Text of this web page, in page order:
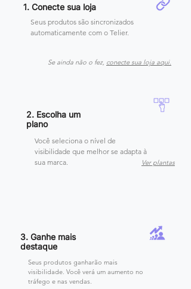
Seus produtos são sincronizados
automaticamente com o Telier.
1. Conecte sua loja
Se ainda não o fez, conecte sua loja aqui.
2. Escolha um
plano
Você seleciona o nível de
visibilidade que melhor se adapta à
sua marca.
Ver plantas
3. Ganhe mais
destaque
Seus produtos ganharão mais
visibilidade. Você verá um aumento no
tráfego e nas vendas.